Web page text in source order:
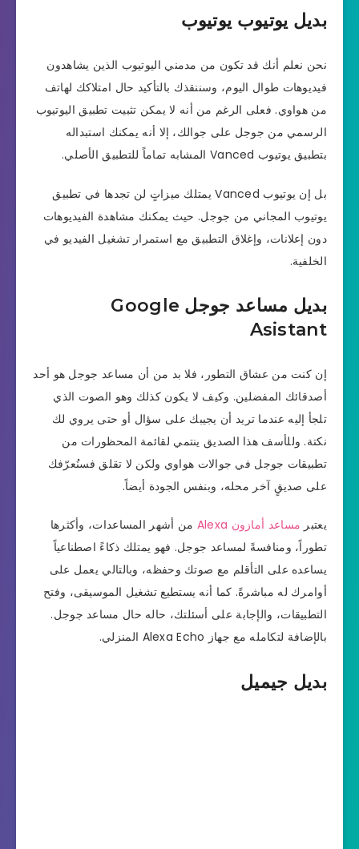
بديل يوتيوب يوتيوب
نحن نعلم أنك قد تكون من مدمني اليوتيوب الذين يشاهدون
فيديوهات طوال اليوم، وسننقذك بالتأكيد حال امتلاكك لهاتف
من هواوي. فعلى الرغم من أنه لا يمكن تثبيت تطبيق اليوتيوب
الرسمي من جوجل على جوالك، إلا أنه يمكنك استبداله
بتطبيق يوتيوب Vanced المشابه تماماً للتطبيق الأصلي.
بل إن يوتيوب Vanced يمتلك ميزاتٍ لن تجدها في تطبيق
يوتيوب المجاني من جوجل. حيث يمكنك مشاهدة الفيديوهات
دون إعلانات، وإغلاق التطبيق مع استمرار تشغيل الفيديو في
الخلفية.
بديل مساعد جوجل Google
Asistant
إن كنت من عشاق التطور، فلا بد من أن مساعد جوجل هو أحد
أصدقائك المفضلين. وكيف لا يكون كذلك وهو الصوت الذي
تلجأ إليه عندما تريد أن يجيبك على سؤال أو حتى يروي لك
نكتة. وللأسف هذا الصديق ينتمي لقائمة المحظورات من
تطبيقات جوجل في جوالات هواوي ولكن لا تقلق فسنُعرّفك
على صديقٍ آخر محله، وبنفس الجودة أيضاً.
يعتبر مساعد أمازون Alexa
من أشهر المساعدات، وأكثرها
تطوراً، ومنافسةً لمساعد جوجل. فهو يمتلك ذكاءً اصطناعياً
يساعده على التأقلم مع صوتك وحفظه، وبالتالي يعمل على
أوامرك له مباشرةً. كما أنه يستطيع تشغيل الموسيقى، وفتح
التطبيقات، والإجابة على أسئلتك، حاله حال مساعد جوجل.
بالإضافة لتكامله مع جهاز Alexa Echo المنزلي.
بديل جيميل